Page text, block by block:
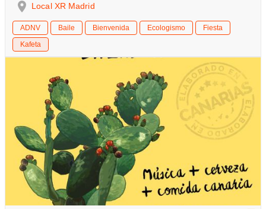
Local XR Madrid
ADNV Baile Bienvenida Ecologismo
Fiesta
Kafeta